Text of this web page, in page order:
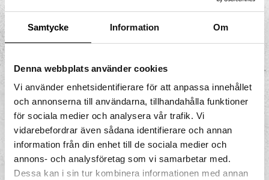
Samtycke Information Om
Denna webbplats använder cookies
Vi använder enhetsidentifierare för att anpassa innehållet
och annonserna till användarna, tillhandahålla funktioner
för sociala medier och analysera vår trafik. Vi
vidarebefordrar även sådana identifierare och annan
information från din enhet till de sociala medier och
annons- och analysföretag som vi samarbetar med.
Dessa kan i sin tur kombinera informationen med annan
Storgatan 33
151 27 Södertälje
08-550 225 00